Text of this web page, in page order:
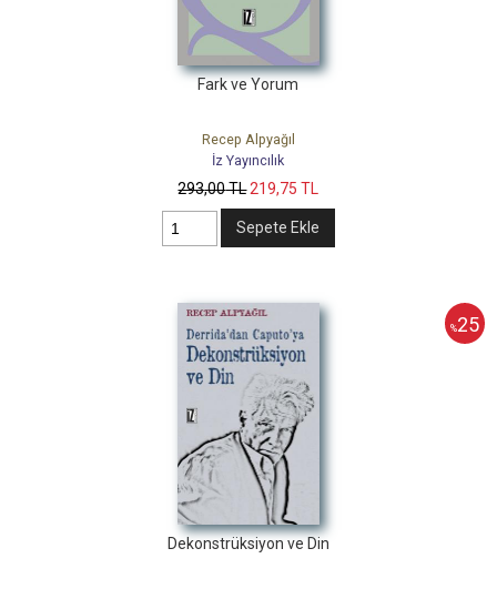
Fark ve Yorum
Recep Alpyağıl
İz Yayıncılık
293,00TL219,75 TL
Sepete Ekle
%25
Dekonstrüksiyon ve Din